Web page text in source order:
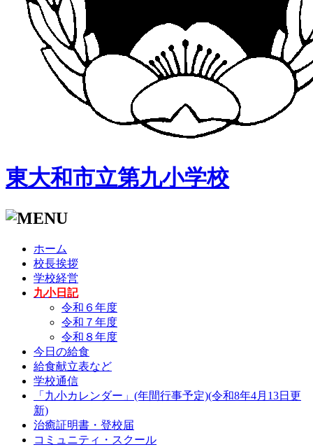
東大和市立第九小学校
ホーム
校長挨拶
学校経営
九小日記
令和６年度
令和７年度
令和８年度
今日の給食
給食献立表など
学校通信
「九小カレンダー」(年間行事予定)(令和8年4月13日更
新)
治癒証明書・登校届
コミュニティ・スクール